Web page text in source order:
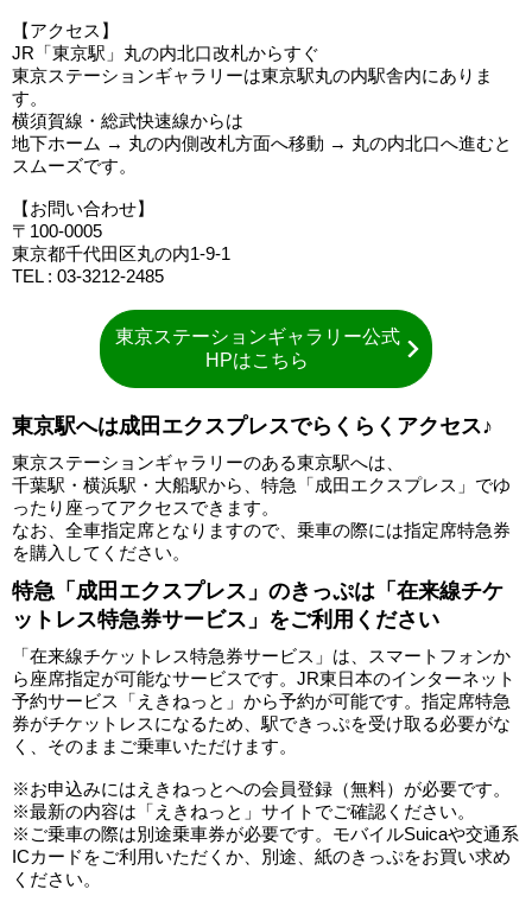
【アクセス】
JR「東京駅」丸の内北口改札からすぐ
東京ステーションギャラリーは東京駅丸の内駅舎内にありま
す。
横須賀線・総武快速線からは
地下ホーム → 丸の内側改札方面へ移動 → 丸の内北口へ進むと
スムーズです。
【お問い合わせ】
〒100-0005
東京都千代田区丸の内1-9-1
TEL : 03-3212-2485
東京ステーションギャラリー公式
HPはこちら
東京駅へは成田エクスプレスでらくらくアクセス♪
東京ステーションギャラリーのある東京駅へは、
千葉駅・横浜駅・大船駅から、特急「成田エクスプレス」でゆ
ったり座ってアクセスできます。
なお、全車指定席となりますので、乗車の際には指定席特急券
を購入してください。
特急「成田エクスプレス」のきっぷは「在来線チケ
ットレス特急券サービス」をご利用ください
「在来線チケットレス特急券サービス」は、スマートフォンか
ら座席指定が可能なサービスです。JR東日本のインターネット
予約サービス「えきねっと」から予約が可能です。指定席特急
券がチケットレスになるため、駅できっぷを受け取る必要がな
く、そのままご乗車いただけます。
※お申込みにはえきねっとへの会員登録（無料）が必要です。
※最新の内容は「えきねっと」サイトでご確認ください。
※ご乗車の際は別途乗車券が必要です。モバイルSuicaや交通系
ICカードをご利用いただくか、別途、紙のきっぷをお買い求め
ください。